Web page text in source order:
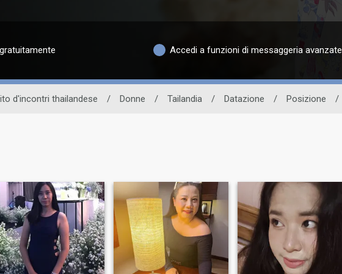
Accedi a funzioni di messaggeria avanzate
d'incontri thailandese / Donne / Tailandia / Datazione / Posizione /